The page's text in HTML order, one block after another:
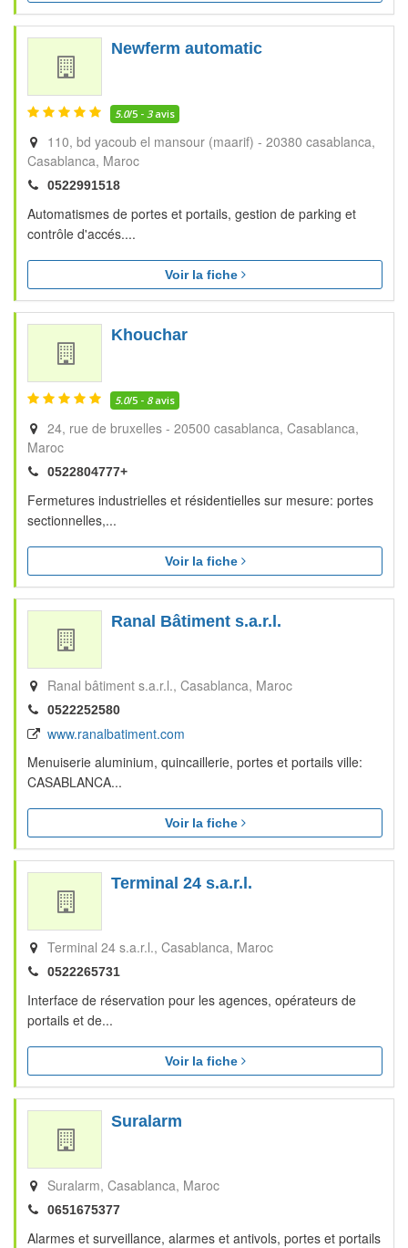
Newferm automatic
5.0/5 - 3avis
110, bd yacoub el mansour (maarif) - 20380 casablanca
Casablanca Maroc
0522991518
Automatismes de portes et portails, gestion de parking et
contrôle d'accés....
Voir la fiche
Khouchar
5.0/5 - 8avis
24, rue de bruxelles - 20500 casablanca Casablanca
Maroc
0522804777+
Fermetures industrielles et résidentielles sur mesure: portes
sectionnelles,...
Voir la fiche
Ranal Bâtiment s.a.r.l.
Ranal bâtiment s.a.r.l. Casablanca Maroc
0522252580
www.ranalbatiment.com
Menuiserie aluminium, quincaillerie, portes et portails ville:
CASABLANCA...
Voir la fiche
Terminal 24 s.a.r.l.
Terminal 24 s.a.r.l. Casablanca Maroc
0522265731
Interface de réservation pour les agences, opérateurs de
portails et de...
Voir la fiche
Suralarm
Suralarm Casablanca Maroc
0651675377
Alarmes et surveillance, alarmes et antivols, portes et portails